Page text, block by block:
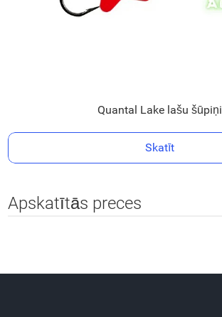
Quantal Lake lašu šūpiņi
Skatīt
Apskatītās preces